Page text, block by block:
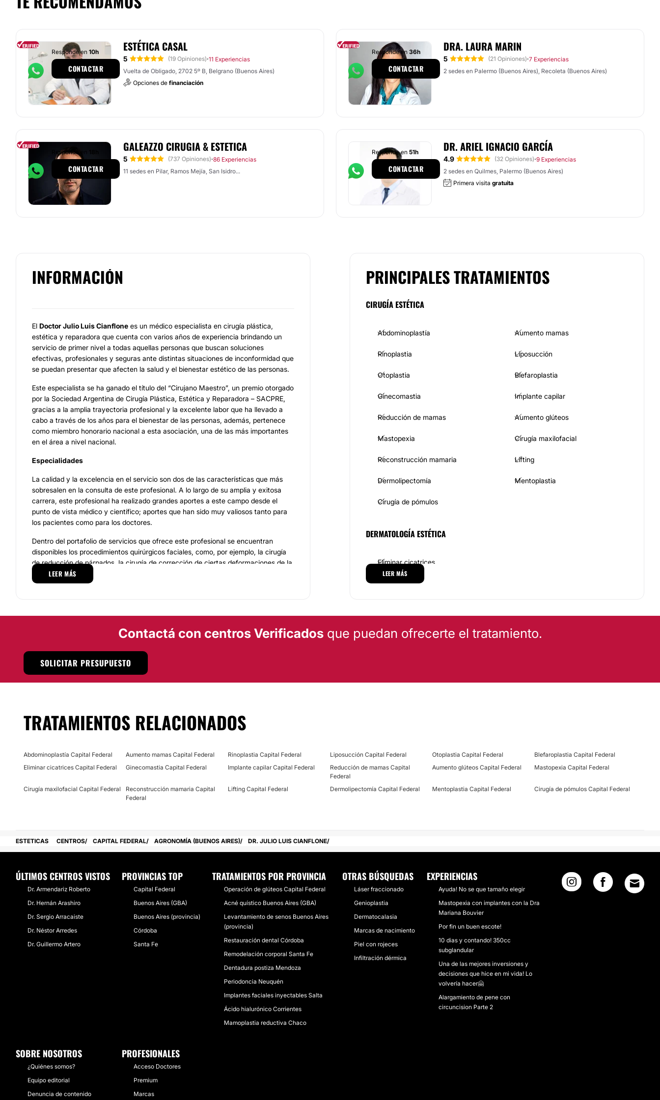
ESTÉTICA CASAL
5 (19 Opiniones)·11 Experiencias
Vuelta de Obligado, 2702 5º B, Belgrano (Buenos Aires)
Opciones de financiación
Responde en 10h
CONTACTAR
DRA. LAURA MARIN
5 (21 Opiniones)·7 Experiencias
2 sedes en Palermo (Buenos Aires), Recoleta (Buenos Aires)
Responde en 36h
CONTACTAR
GALEAZZO CIRUGIA & ESTETICA
5 (737 Opiniones)·86 Experiencias
11 sedes en Pilar, Ramos Mejía, San Isidro...
Responde en
CONTACTAR
DR. ARIEL IGNACIO GARCÍA
4.9 (32 Opiniones)·9 Experiencias
2 sedes en Quilmes, Palermo (Buenos Aires)
Primera visita gratuita
Responde en 51h
CONTACTAR
INFORMACIÓN
El Doctor Julio Luis Cianflone es un médico especialista en cirugía plástica,
estética y reparadora que cuenta con varios años de experiencia brindando un
servicio de primer nivel a todas aquellas personas que buscan soluciones
efectivas, profesionales y seguras ante distintas situaciones de inconformidad que
se puedan presentar que afecten la salud y el bienestar estético de las personas.
Este especialista se ha ganado el título del “Cirujano Maestro”, un premio otorgado
por la Sociedad Argentina de Cirugía Plástica, Estética y Reparadora – SACPRE,
gracias a la amplia trayectoria profesional y la excelente labor que ha llevado a
cabo a través de los años para el bienestar de las personas, además, pertenece
como miembro honorario nacional a esta asociación, una de las más importantes
en el área a nivel nacional.
Especialidades
La calidad y la excelencia en el servicio son dos de las características que más
sobresalen en la consulta de este profesional. A lo largo de su amplia y exitosa
carrera, este profesional ha realizado grandes aportes a este campo desde el
punto de vista médico y científico; aportes que han sido muy valiosos tanto para
los pacientes como para los doctores.
Dentro del portafolio de servicios que ofrece este profesional se encuentran
disponibles los procedimientos quirúrgicos faciales, como, por ejemplo, la cirugía
de reducción de párpados, la cirugía de corrección de ciertas deformaciones de la
nariz, la cirugía de mentón, o el lifting facial. De igual manera, se encuentran los
procedimientos corporales como la liposucción, la abdominoplastia, el lifting de
El consultorio del Doctor Cianflone es un espacio que cuenta con los equipos
de las técnicas más innovadoras para cada cirugía. En esta consulta, el paciente
recibirá un servicio de primer nivel que integra calidad humana, profesionalismo e
innovación, siempre con las medidas de seguridad que garantizan el bienestar de
El Doctor Julio Luis Cianflone tiene su consultorio ubicado en la ciudad de La
Posibilidad de videoconsulta:
No
Financiación o facilidades de pago:
LEER MÁS
PRINCIPALES TRATAMIENTOS
CIRUGÍA ESTÉTICA
Abdominoplastía Aumento mamas
Rinoplastia Liposucción
Otoplastia Blefaroplastia
Ginecomastia Implante capilar
Reducción de mamas Aumento glúteos
Mastopexia Cirugía maxilofacial
Reconstrucción mamaria Lifting
Dermolipectomía Mentoplastia
Cirugía de pómulos
DERMATOLOGÍA ESTÉTICA
Eliminar cicatrices
LEER MÁS
Contactá con centros Verificadosque puedan ofrecerte el tratamiento.
SOLICITAR PRESUPUESTO
TRATAMIENTOS RELACIONADOS
Abdominoplastía Capital Federal Aumento mamas Capital Federal Rinoplastia Capital Federal Liposucción Capital Federal Otoplastia Capital Federal
Blefaroplastia Capital Federal
Eliminar cicatrices Capital Federal
Ginecomastia Capital Federal Implante capilar Capital Federal
Reducción de mamas Capital
Federal
Aumento glúteos Capital Federal Mastopexia Capital Federal
Cirugía maxilofacial Capital Federal
Reconstrucción mamaria Capital
Federal
Lifting Capital Federal Dermolipectomía Capital Federal Mentoplastia Capital Federal Cirugía de pómulos Capital Federal
ESTETICAS CENTROS CAPITAL FEDERAL AGRONOMÍA (BUENOS AIRES) DR. JULIO LUIS CIANFLONE
ÚLTIMOS CENTROS VISTOS
Dr. Armendariz Roberto
Dr. Hernán Arashiro
Dr. Sergio Arracaiste
Dr. Néstor Arredes
Dr. Guillermo Artero
PROVINCIAS TOP
Capital Federal
Buenos Aires (GBA)
Buenos Aires (provincia)
Córdoba
Santa Fe
TRATAMIENTOS POR PROVINCIA
Operación de glúteos Capital Federal
Acné quístico Buenos Aires (GBA)
Levantamiento de senos Buenos Aires
(provincia)
Restauración dental Córdoba
Remodelación corporal Santa Fe
Dentadura postiza Mendoza
Periodoncia Neuquén
Implantes faciales inyectables Salta
Ácido hialurónico Corrientes
Mamoplastia reductiva Chaco
OTRAS BÚSQUEDAS
Láser fraccionado
Genioplastia
Dermatocalasia
Marcas de nacimiento
Piel con rojeces
Infiltración dérmica
EXPERIENCIAS
Ayuda! No se que tamaño elegir
Mastopexia con implantes con la Dra
Mariana Bouvier
Por fin un buen escote!
10 dias y contando! 350cc
subglandular
Una de las mejores inversiones y
decisiones que hice en mi vida! Lo
volvería hacer🤗
Alargamiento de pene con
circuncision Parte 2
SOBRE NOSOTROS
¿Quiénes somos?
Equipo editorial
Denuncia de contenido
PROFESIONALES
Acceso Doctores
Premium
Marcas